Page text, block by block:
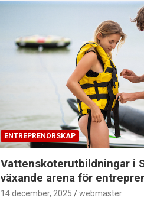
ENTREPRENÖRSKAP
Vattenskoterutbildningar i
växande arena för
14 december, 2025 webmaster